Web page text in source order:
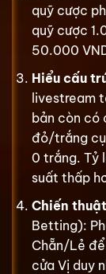
quỹ cược
quỹ cược
50.000
Hiểu cấu
livestream
bản còn có
đỏ/trắng
0 trắng. Tỷ
suất thấp
Chiến
Betting):
Chẵn/Lẻ
cửa Vị duy